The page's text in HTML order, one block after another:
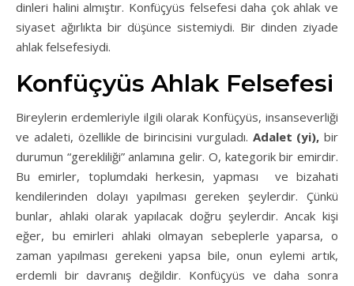
dinleri halini almıştır. Konfüçyüs felsefesi daha çok ahlak ve
siyaset ağırlıkta bir düşünce sistemiydi. Bir dinden ziyade
ahlak felsefesiydi.
Konfüçyüs Ahlak Felsefesi
Bireylerin erdemleriyle ilgili olarak Konfüçyüs, insanseverliği
ve adaleti, özellikle de birincisini vurguladı. Adalet (yi), bir
durumun “gerekliliği” anlamına gelir. O, kategorik bir emirdir.
Bu emirler, toplumdaki herkesin, yapması ve bizahati
kendilerinden dolayı yapılması gereken şeylerdir. Çünkü
bunlar, ahlaki olarak yapılacak doğru şeylerdir. Ancak kişi
eğer, bu emirleri ahlaki olmayan sebeplerle yaparsa, o
zaman yapılması gerekeni yapsa bile, onun eylemi artık,
erdemli bir davranış değildir. Konfüçyüs ve daha sonra